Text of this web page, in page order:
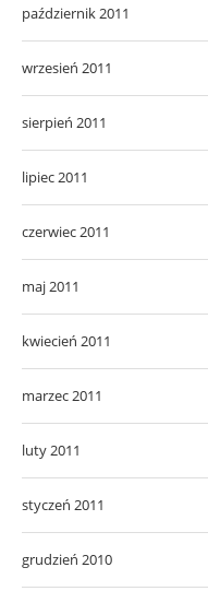
październik 2011
wrzesień 2011
sierpień 2011
lipiec 2011
czerwiec 2011
maj 2011
kwiecień 2011
marzec 2011
luty 2011
styczeń 2011
grudzień 2010